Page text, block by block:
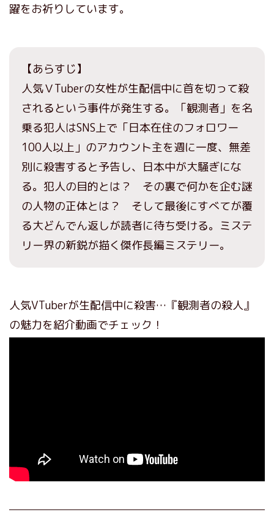
躍をお祈りしています。
【あらすじ】
人気ＶTuberの女性が生配信中に首を切って殺
されるという事件が発生する。「観測者」を名
乗る犯人はSNS上で「日本在住のフォロワー
100人以上」のアカウント主を週に一度、無差
別に殺害すると予告し、日本中が大騒ぎにな
る。犯人の目的とは？ その裏で何かを企む謎
の人物の正体とは？ そして最後にすべてが覆
る大どんでん返しが読者に待ち受ける。ミステ
リー界の新鋭が描く傑作長編ミステリー。
人気VTuberが生配信中に殺害…『観測者の殺人』
の魅力を紹介動画でチェック！